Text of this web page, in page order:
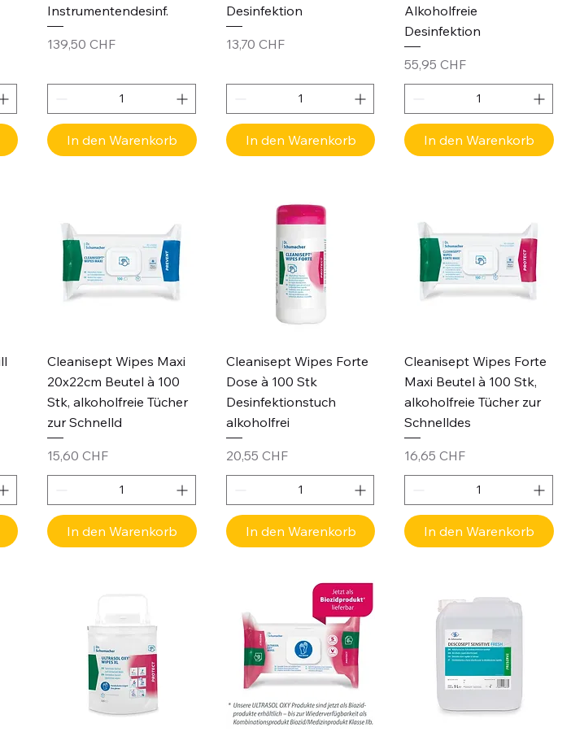
Instrumentendesinf.
Preis
139,50 CHF
In den Warenkorb
Desinfektion
Preis
13,70 CHF
In den Warenkorb
Alkoholfreie
Desinfektion
Preis
55,95 CHF
In den Warenkorb
Cleanisept Wipes Maxi
20x22cm Beutel à 100
Stk, alkoholfreie Tücher
zur Schnelld
Preis
15,60 CHF
In den Warenkorb
Cleanisept Wipes Forte
Dose à 100 Stk
Desinfektionstuch
alkoholfrei
Preis
20,55 CHF
In den Warenkorb
Cleanisept Wipes Forte
Maxi Beutel à 100 Stk,
alkoholfreie Tücher zur
Schnelldes
Preis
16,65 CHF
In den Warenkorb